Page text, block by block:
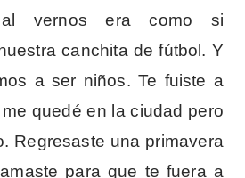
al vernos era como si
canchita de fútbol. Y
a ser niños. Te fuiste a
quedé en la ciudad pero
Regresaste una primavera
para que te fuera a